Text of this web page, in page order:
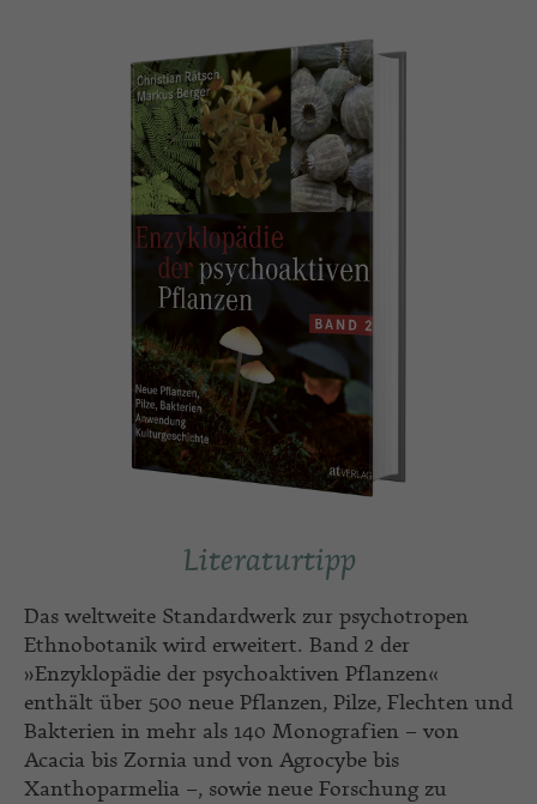
Literaturtipp
Das weltweite Standardwerk zur psychotropen
Ethnobotanik wird erweitert. Band 2 der
»Enzyklopädie der psychoaktiven Pflanzen«
enthält über 500 neue Pflanzen, Pilze, Flechten und
Bakterien in mehr als 140 Monografien – von
Acacia bis Zornia und von Agrocybe bis
Xanthoparmelia –, sowie neue Forschung zu